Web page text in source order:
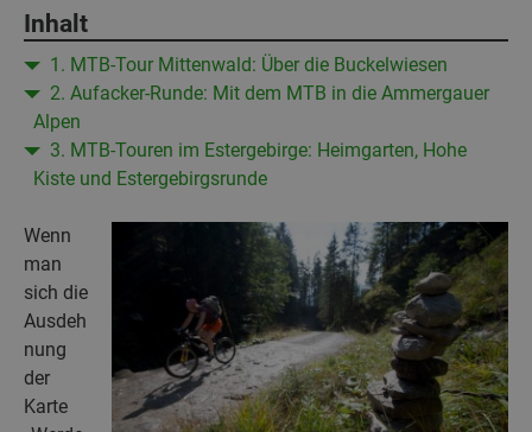
Inhalt
1. MTB-Tour Mittenwald: Über die Buckelwiesen
2. Aufacker-Runde: Mit dem MTB in die Ammergauer
Alpen
3. MTB-Touren im Estergebirge: Heimgarten, Hohe
Kiste und Estergebirgsrunde
Wenn
man
sich die
Ausdeh
nung
der
Karte